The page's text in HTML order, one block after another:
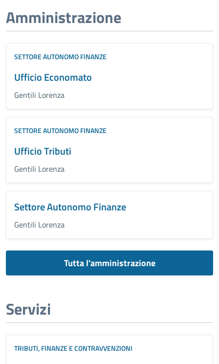
Amministrazione
SETTORE AUTONOMO FINANZE
Ufficio Economato
Gentili Lorenza
SETTORE AUTONOMO FINANZE
Ufficio Tributi
Gentili Lorenza
Settore Autonomo Finanze
Gentili Lorenza
Tutta l'amministrazione
Servizi
TRIBUTI, FINANZE E CONTRAVVENZIONI